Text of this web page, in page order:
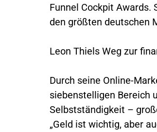
Funnel Cockpit
den größten deutschen
Leon Thiels Weg zur
Durch seine Online-
siebenstelligen Bereich
Selbstständigkeit –
„Geld ist wichtig, aber